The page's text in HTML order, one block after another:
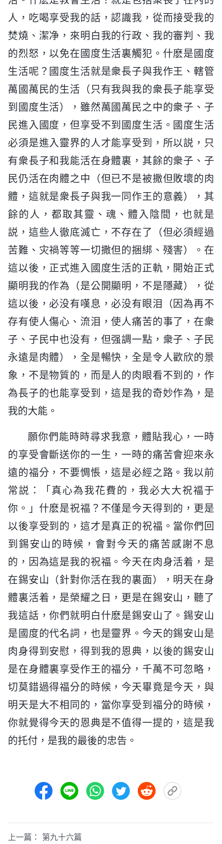
人，吃喝享受我的話，認識我，從而接受我的
焚燒、潔净，來明白我的行政、我的審判、我
的烈怒，以免在國度生活裏觸犯。什麽是國度
生活呢？國度生活就是衆長子與我作王、轄管
萬國萬民的生活（只有我與我的衆長子能享受
到國度生活），雖然萬國萬民之中的衆子、子
民進入國度，但享受不到國度生活。國度生活
必須是進入靈界的人才能享受到，所以説，只
有衆長子和我能活在身體裏，其餘的衆子、子
民仍活在肉體之中（但已不是被撒但敗壞的肉
體，這就是衆長子與我一同作王的意義），其
餘的人，都取其靈、魂、體入陰間，也就是
説，這些人徹底滅亡，不存在了（但必須經過
苦難、灾禍等等一切撒但的捆綁、殘害）。在
這以後，正式進入國度生活的正軌，開始正式
顯明我的作為（是公開顯明，不是隱藏），從
這以後，必没有嘆息，必没有眼泪（因為再不
存有使人傷心、流泪，使人痛苦的事了，在衆
子、子民中也没有，但强調一點，衆子、子民
永遠是肉體），全是暢快，全是令人歡欣的景
象，不是物質的，而是人的肉眼看不到的，作
為長子的也能享受到，這是我的奇妙作為，是
我的大能。
願你們能時時尋求我意，體貼我心，一時
的享受會斷送你的一生，一時的痛苦會迎來永
遠的福分，不要惆悵，這是必經之路。我以前
常説：「真心為我花費的，我必大大祝福于
你。」什麽是祝福？不僅是今天得到的，更是
以後享受到的，這才是真正的祝福。當你們回
到錫安山的時候，會對今天的痛苦感謝不息
的，因為這是我的祝福。今天在肉身活着，是
在錫安山（針對你活在我的裏面），明天在身
體裏活着，是榮耀之日，更是在錫安山，聽了
我這話，你們就明白什麽是錫安山了。錫安山
是國度的代名詞，也是靈界。今天的錫安山是
肉身得到安慰，得到我的恩典，以後的錫安山
是在身體裏享受作王的福分，千萬不可忽略，
切莫錯過得福分的時候，今天畢竟是今天，與
明天是大不相同的，當你享受到福分的時候，
你就覺得今天的恩典是不值得一提的，這是我
的托付，是我的最後的忠告。
上一篇： 第九十六篇